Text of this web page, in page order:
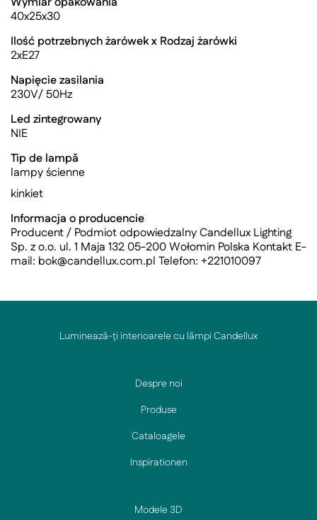
40x25x30
Ilość potrzebnych żarówek x Rodzaj żarówki
2xE27
Napięcie zasilania
230V/ 50Hz
Led zintegrowany
NIE
Tip de lampă
lampy ścienne
kinkiet
Informacja o producencie
Producent / Podmiot odpowiedzalny Candellux Lighting
Sp. z o.o. ul. 1 Maja 132 05-200 Wołomin Polska Kontakt E-
mail: bok@candellux.com.pl Telefon: +221010097
Luminează-ți interioarele cu lămpi Candellux
Despre noi
Produse
Cataloagele
Inspirationen
Modele 3D